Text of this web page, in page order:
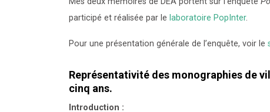
participé et réalisée par le laboratoire PopInter.
Pour une présentation générale de l’enquête, voir le
Représentativité des monographies de
cinq ans.
Introduction :